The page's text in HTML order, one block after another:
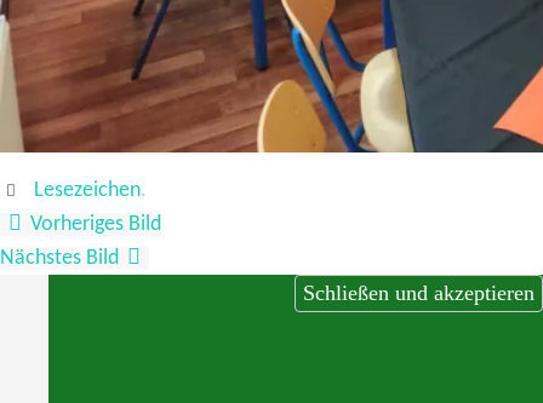
Lesezeichen.
Vorheriges Bild
Nächstes Bild